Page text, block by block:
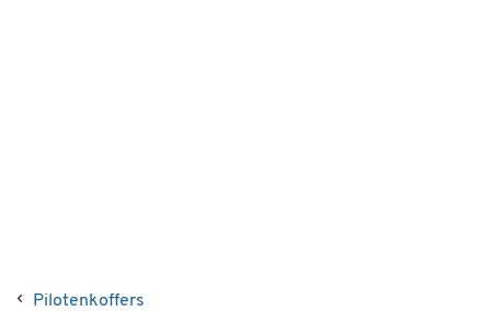
Pilotenkoffers